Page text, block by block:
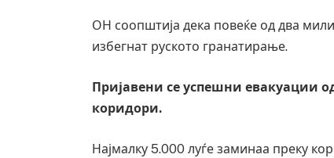
ОН соопштија дека повеќе од два
избегнат руското гранатирање.
Пријавени се успешни евакуации
коридори.
Најмалку 5.000 луѓе заминаа преку
Грција: Горат Парос, Андрос,